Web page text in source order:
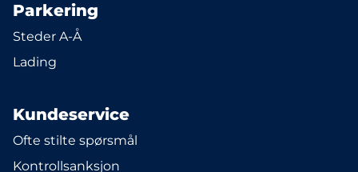
Parkering
Steder A-Å
Lading
Kundeservice
Ofte stilte spørsmål
Kontrollsanksjon